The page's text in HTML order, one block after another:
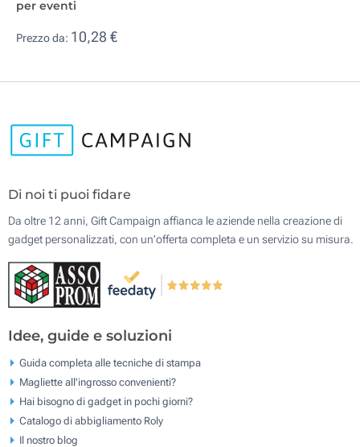
per eventi
Prezzo da: 10,28 €
Di noi ti puoi fidare
Da oltre 12 anni, Gift Campaign affianca le aziende nella creazione di
gadget personalizzati, con un'offerta completa e un servizio su misura.
Idee, guide e soluzioni
Guida completa alle tecniche di stampa
Magliette all'ingrosso convenienti?
Hai bisogno di gadget in pochi giorni?
Catalogo di abbigliamento Roly
Il nostro blog